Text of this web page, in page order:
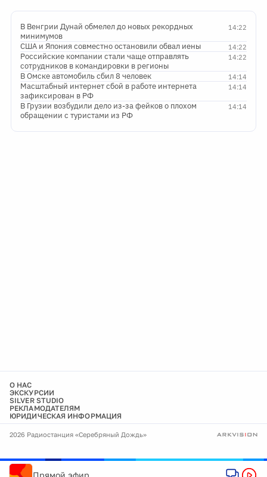
14:22
В Венгрии Дунай обмелел до новых рекордных
минимумов
14:22
США и Япония совместно остановили обвал иены
14:22
Российские компании стали чаще отправлять
сотрудников в командировки в регионы
14:14
В Омске автомобиль сбил 8 человек
14:14
Масштабный интернет сбой в работе интернета
зафиксирован в РФ
14:14
В Грузии возбудили дело из-за фейков о плохом
обращении с туристами из РФ
О НАС
ЭКСКУРСИИ
SILVER STUDIO
РЕКЛАМОДАТЕЛЯМ
ЮРИДИЧЕСКАЯ ИНФОРМАЦИЯ
2026 Радиостанция «Серебряный Дождь»
Прямой эфир